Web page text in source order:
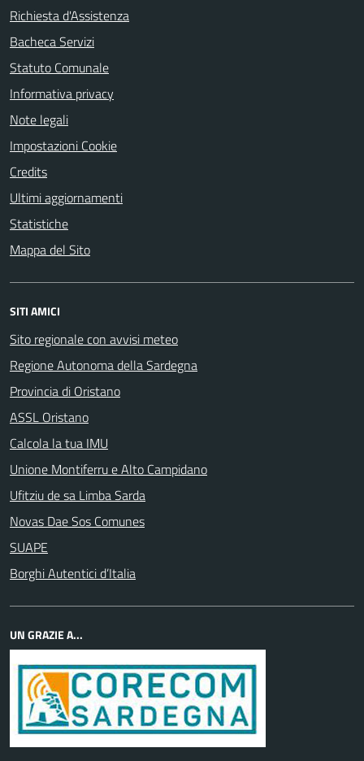
Richiesta d'Assistenza
Bacheca Servizi
Statuto Comunale
Informativa privacy
Note legali
Impostazioni Cookie
Credits
Ultimi aggiornamenti
Statistiche
Mappa del Sito
SITI AMICI
Sito regionale con avvisi meteo
Regione Autonoma della Sardegna
Provincia di Oristano
ASSL Oristano
Calcola la tua IMU
Unione Montiferru e Alto Campidano
Ufitziu de sa Limba Sarda
Novas Dae Sos Comunes
SUAPE
Borghi Autentici d’Italia
UN GRAZIE A...